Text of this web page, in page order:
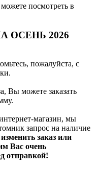
посмотреть в
ОСЕНЬ 2026
пожалуйста, с
Вы можете заказать
магазин, мы
запрос на наличие
заказ или
Вас очень
отправкой!